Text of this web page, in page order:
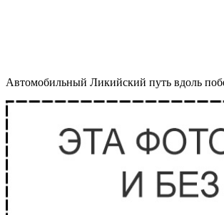
Автомобильный Ликийский путь вдоль